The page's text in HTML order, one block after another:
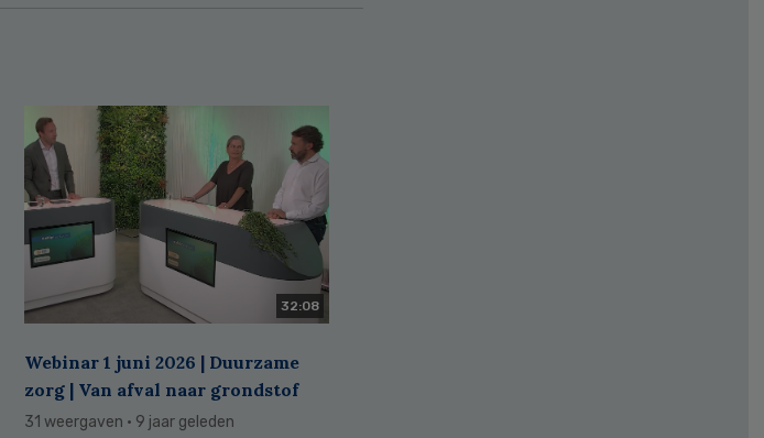
32:08
Webinar 1 juni 2026 | Duurzame
zorg | Van afval naar grondstof
31 weergaven · 9 jaar geleden